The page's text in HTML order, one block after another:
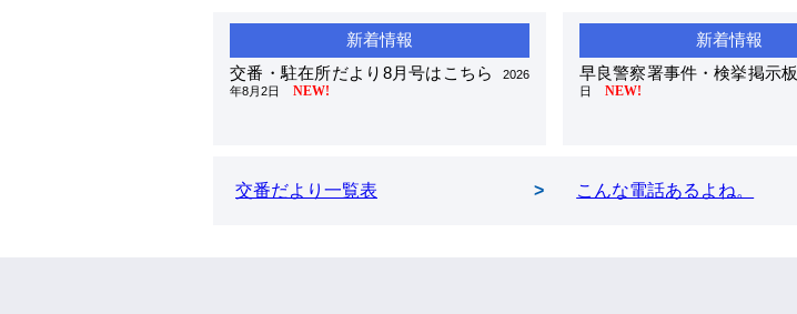
交番・駐在所だより8月号はこちら
2026
年8月2日
NEW!
早良警察署事件・検挙掲示板
日
NEW!
交番だより一覧表 こんな電話あるよね。